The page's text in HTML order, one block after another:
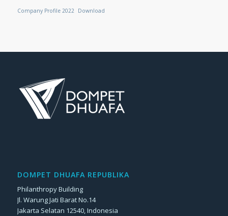
Company Profile 2022 Download
DOMPET DHUAFA REPUBLIKA
Philanthropy Building
Jl. Warung Jati Barat No.14
Jakarta Selatan 12540, Indonesia